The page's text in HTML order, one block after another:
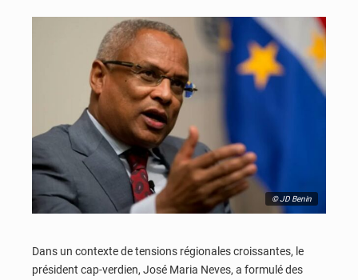
© JD Benin
Dans un contexte de tensions régionales croissantes, le
président cap-verdien, José Maria Neves, a formulé des